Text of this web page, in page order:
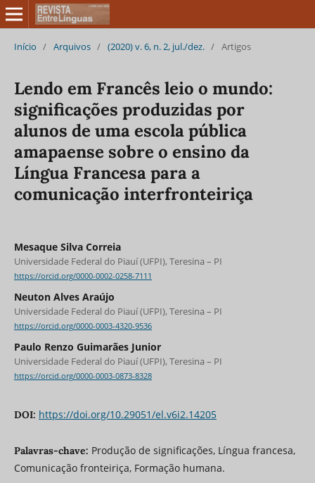
Início / Arquivos / (2020) v. 6, n. 2, jul./dez. / Artigos
Lendo em Francês leio o mundo:
significações produzidas por
alunos de uma escola pública
amapaense sobre o ensino da
Língua Francesa para a
comunicação interfronteiriça
Mesaque Silva Correia
Universidade Federal do Piauí (UFPI), Teresina – PI
https://orcid.org/0000-0002-0258-7111
Neuton Alves Araújo
Universidade Federal do Piauí (UFPI), Teresina – PI
https://orcid.org/0000-0003-4320-9536
Paulo Renzo Guimarães Junior
Universidade Federal do Piauí (UFPI), Teresina – PI
https://orcid.org/0000-0003-0873-8328
DOI: https://doi.org/10.29051/el.v6i2.14205
Palavras-chave: Produção de significações, Língua francesa,
Comunicação fronteiriça, Formação humana.